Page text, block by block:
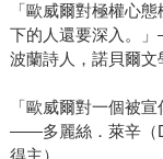
「歐威爾對極權心
下的人還要深入。
波蘭詩人，諾貝爾文
「歐威爾對一個被
――多麗絲．萊辛（
得主）